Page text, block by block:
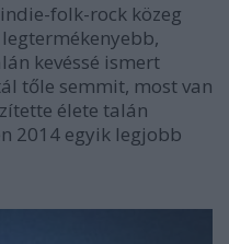
folk-rock közeg
kevéssé ismert
tőle semmit, most van
élete talán
2014 egyik legjobb